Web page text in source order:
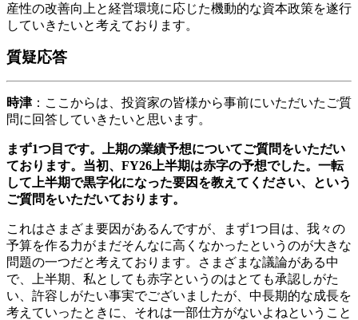
産性の改善向上と経営環境に応じた機動的な資本政策を遂行
していきたいと考えております。
質疑応答
時津： ここからは、投資家の皆様から事前にいただいたご質
問に回答していきたいと思います。
まず1つ目です。上期の業績予想についてご質問をいただい
ております。当初、FY26上半期は赤字の予想でした。一転
して上半期で黒字化になった要因を教えてください、という
ご質問をいただいております。
これはさまざま要因があるんですが、まず1つ目は、我々の
予算を作る力がまだそんなに高くなかったというのが大きな
問題の一つだと考えております。さまざまな議論がある中
で、上半期、私としても赤字というのはとても承認しがた
い、許容しがたい事実でございましたが、中長期的な成長を
考えていったときに、それは一部仕方がないよねということ